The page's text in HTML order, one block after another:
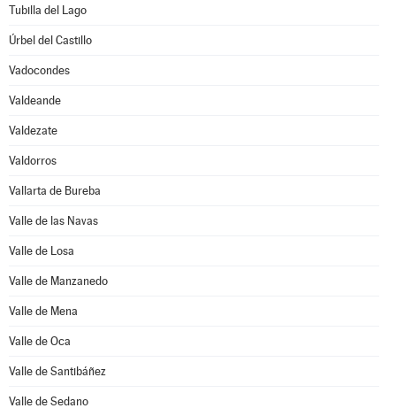
Tubilla del Lago
Úrbel del Castillo
Vadocondes
Valdeande
Valdezate
Valdorros
Vallarta de Bureba
Valle de las Navas
Valle de Losa
Valle de Manzanedo
Valle de Mena
Valle de Oca
Valle de Santibáñez
Valle de Sedano